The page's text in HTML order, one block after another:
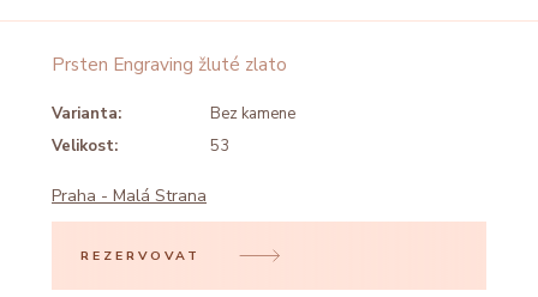
Prsten Engraving žluté zlato
Varianta:
Bez kamene
Velikost:
53
Praha - Malá Strana
REZERVOVAT